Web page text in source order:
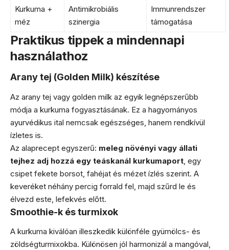
Kurkuma +
méz
Antimikrobiális
szinergia
Immunrendszer
támogatása
Praktikus tippek a mindennapi
használathoz
Arany tej (Golden Milk) készítése
Az arany tej vagy golden milk az egyik legnépszerűbb
módja a kurkuma fogyasztásának. Ez a hagyományos
ayurvédikus ital nemcsak egészséges, hanem rendkívül
ízletes is.
Az alaprecept egyszerű: meleg növényi vagy állati
tejhez adj hozzá egy teáskanál kurkumaport , egy
csipet fekete borsot, fahéjat és mézet ízlés szerint. A
keveréket néhány percig forrald fel, majd szűrd le és
élvezd este, lefekvés előtt.
Smoothie-k és turmixok
A kurkuma kiválóan illeszkedik különféle gyümölcs- és
zöldségturmixokba. Különösen jól harmonizál a mangóval,